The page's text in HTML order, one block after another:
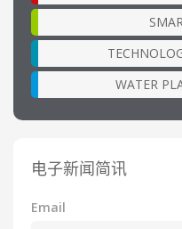
WATER
电子新闻简讯
Email